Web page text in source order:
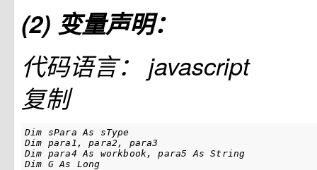
(2) 变量声明：
代码语言： javascript
复制
Dim sPara As sType
Dim para1, para2, para3
Dim para4 As workbook, para5 As String
Dim G As Long